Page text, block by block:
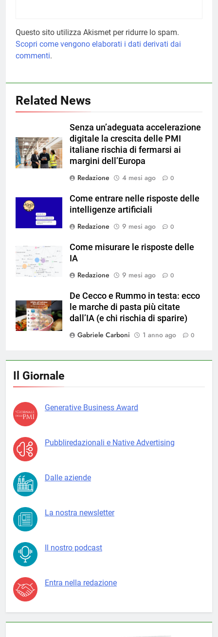
Questo sito utilizza Akismet per ridurre lo spam.
Scopri come vengono elaborati i dati derivati dai
commenti.
Related News
Senza un’adeguata accelerazione
digitale la crescita delle PMI
italiane rischia di fermarsi ai
margini dell’Europa
Redazione
4 mesi ago 0
Come entrare nelle risposte delle
intelligenze artificiali
Redazione
9 mesi ago 0
Come misurare le risposte delle
IA
Redazione
9 mesi ago 0
De Cecco e Rummo in testa: ecco
le marche di pasta più citate
dall’IA (e chi rischia di sparire)
Gabriele Carboni
1 anno ago 0
Il Giornale
Generative Business Award
Pubbliredazionali e Native Advertising
Dalle aziende
La nostra newsletter
Il nostro podcast
Entra nella redazione